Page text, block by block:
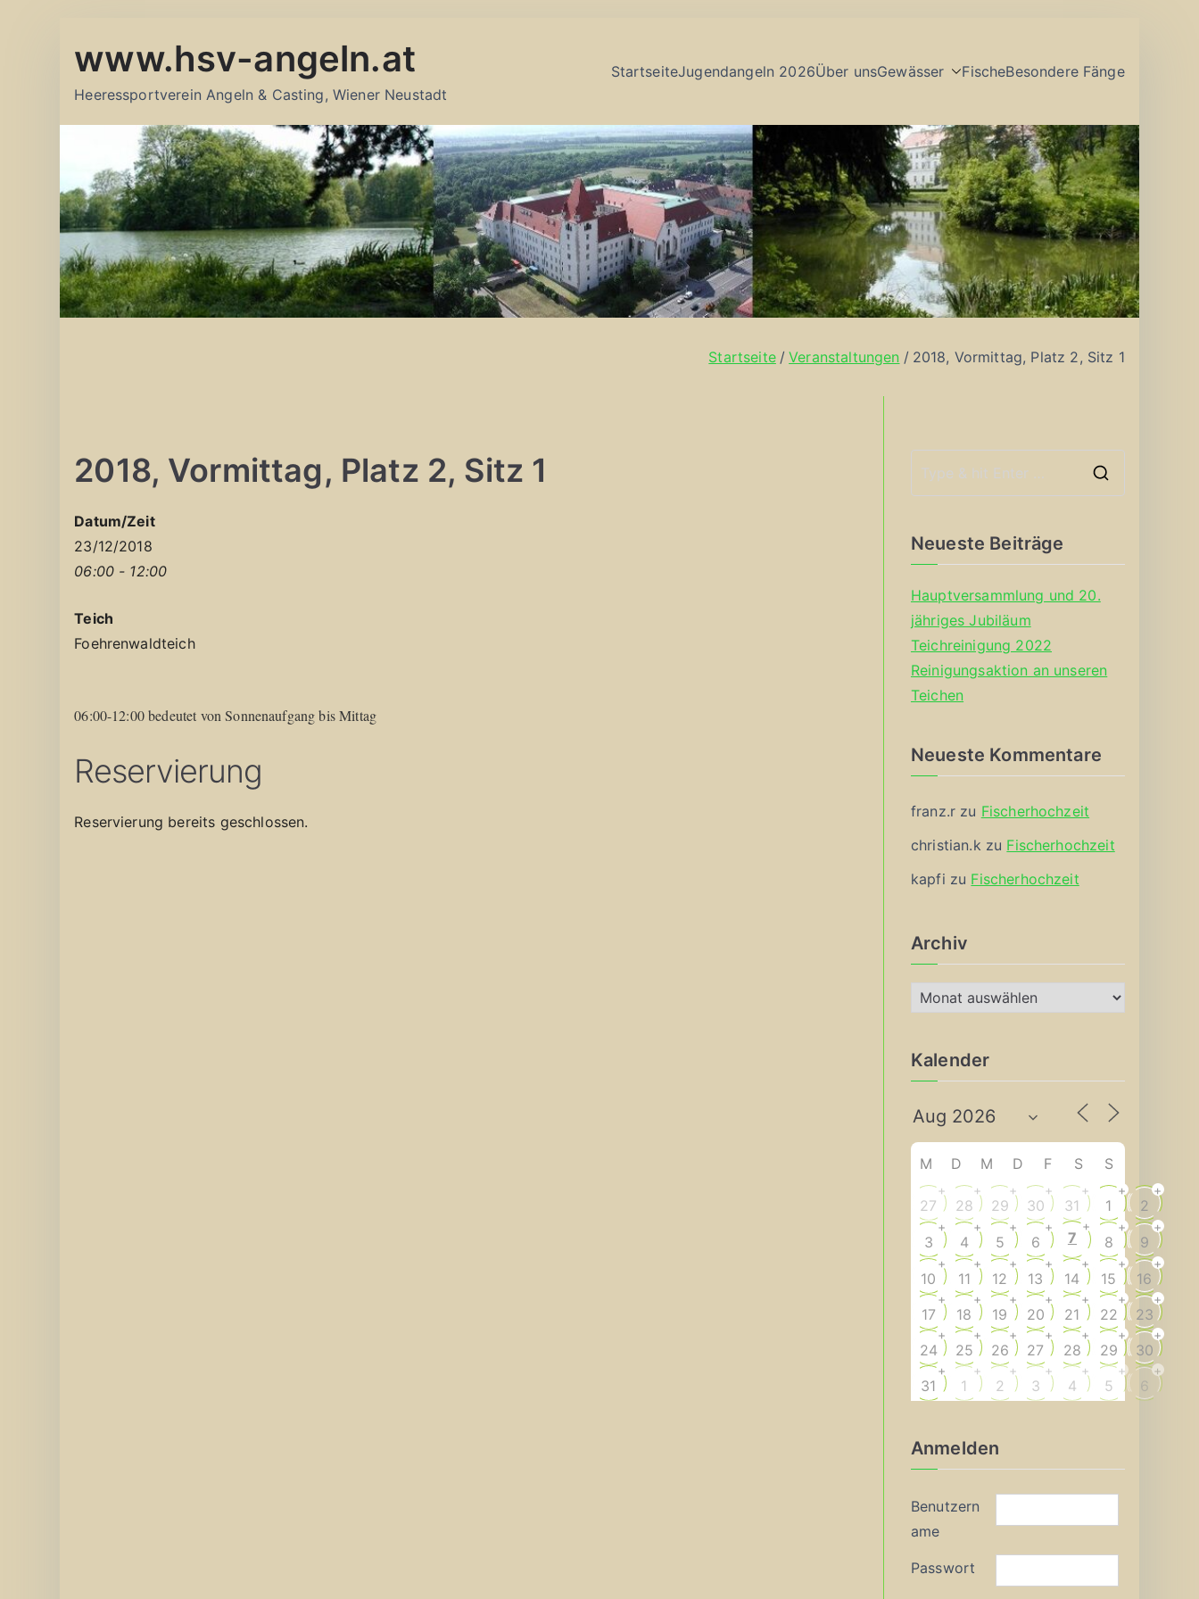
Inhalt
www.hsv-angeln.at
Heeressportverein Angeln & Casting, Wiener Neustadt
StartseiteJugendangeln 2026Über unsGewässer FischeBesondere Fänge
Startseite Veranstaltungen 2018, Vormittag, Platz 2, Sitz 1
2018, Vormittag, Platz 2, Sitz 1
Datum/Zeit
23/12/2018
06:00 - 12:00
Teich
Foehrenwaldteich
06:00-12:00 bedeutet von Sonnenaufgang bis Mittag
Reservierung
Reservierung bereits geschlossen.
Neueste Beiträge
Hauptversammlung und 20.
jähriges Jubiläum
Teichreinigung 2022
Reinigungsaktion an unseren
Teichen
Neueste Kommentare
franz.r zu Fischerhochzeit
christian.k zu Fischerhochzeit
kapfi zu Fischerhochzeit
Archiv
r
h
v
Kalender
M D M D F S S
27
+
28
+
29
+
30
+
31
+
1
+
2
+
3
+
4
+
5
+
6
+
7
+
8
+
9
+
10
+
11
+
12
+
13
+
14
+
15
+
16
+
17
+
18
+
19
+
20
+
21
+
22
+
23
+
24
+
25
+
26
+
27
+
28
+
29
+
30
+
31
+
1
+
2
+
3
+
4
+
5
+
6
+
Anmelden
Benutzern
ame
Passwort